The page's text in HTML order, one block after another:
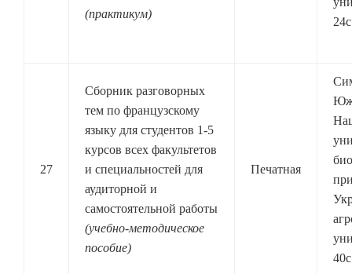
(практикум)
27
Сборник разговорных
тем по французскому
языку для студентов 1-5
курсов всех факультетов
и специальностей для
аудиторной и
самостоятельной работы
(учебно-методическое
пособие)
Печатная